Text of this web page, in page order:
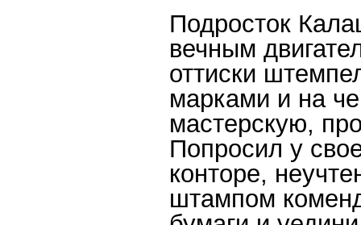
Подросток
вечным
оттиски
марками и на
мастерскую,
Попросил у
конторе,
штампом